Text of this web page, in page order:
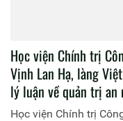
Học viện Chính trị
Vịnh Lan Hạ, làng
lý luận về quản trị
Học viện Chính trị